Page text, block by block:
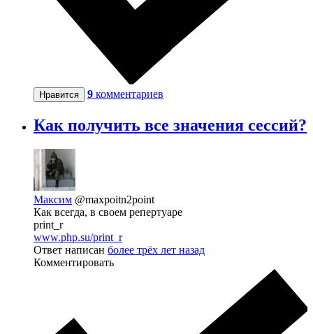
Нравится 9 комментариев
Как получить все значения сессий?
Максим @maxpoitn2point
Как всегда, в своем репертуаре
print_r
www.php.su/print_r
Ответ написан более трёх лет назад
Комментировать